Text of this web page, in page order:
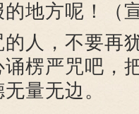
地方呢！（
，不要再
诵楞严咒吧，
无量无边。